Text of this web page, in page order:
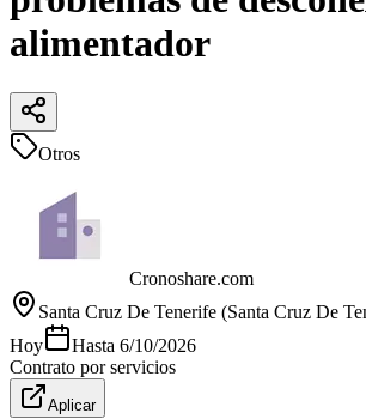
alimentador
Otros
Cronoshare.com
Santa Cruz De Tenerife (Santa Cruz De
Hoy
Hasta 6/10/2026
Contrato por servicios
Aplicar